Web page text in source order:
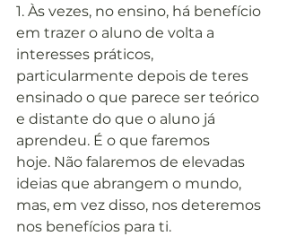
1. Às vezes, no ensino, há benefício
em trazer o aluno de volta a
interesses práticos,
particularmente depois de teres
ensinado o que parece ser teórico
e distante do que o aluno já
aprendeu. É o que faremos
hoje. Não falaremos de elevadas
ideias que abrangem o mundo,
mas, em vez disso, nos deteremos
nos benefícios para ti.